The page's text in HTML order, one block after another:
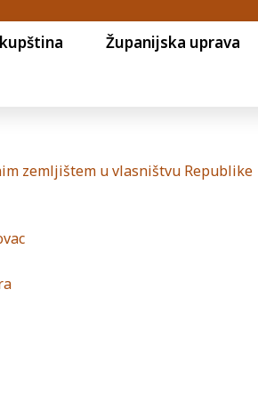
Županijska uprava
zemljištem u vlasništvu Republike